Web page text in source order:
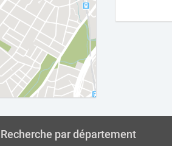
Recherche par département